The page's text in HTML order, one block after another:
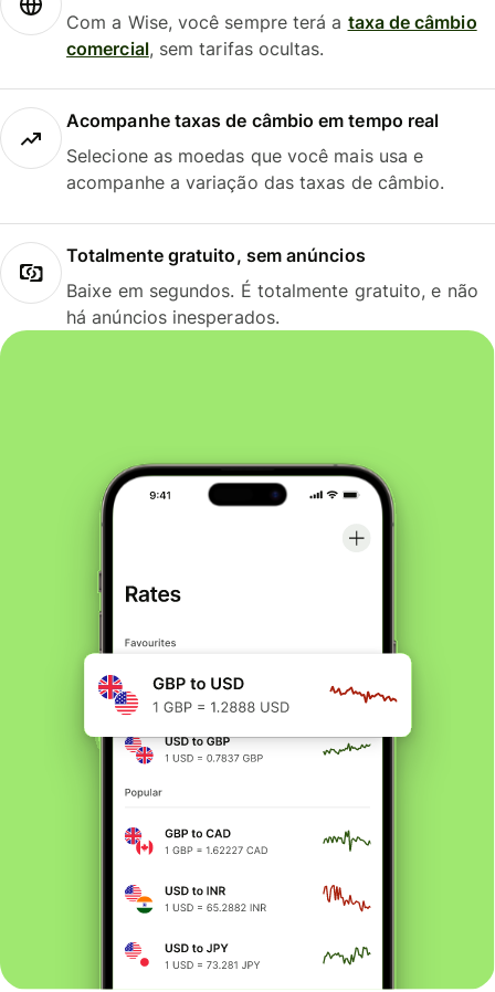
Com a Wise, você sempre terá a taxa de câmbio
comercial, sem tarifas ocultas.
Acompanhe taxas de câmbio em tempo real
Selecione as moedas que você mais usa e
acompanhe a variação das taxas de câmbio.
Totalmente gratuito, sem anúncios
Baixe em segundos. É totalmente gratuito, e não
há anúncios inesperados.